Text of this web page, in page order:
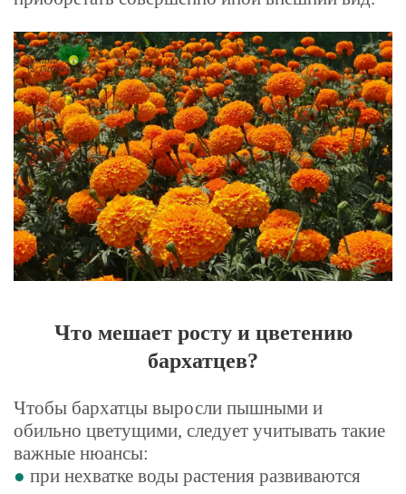
Что мешает росту и цветению
бархатцев?
Чтобы бархатцы выросли пышными и
обильно цветущими, следует учитывать такие
важные нюансы:
при нехватке воды растения развиваются